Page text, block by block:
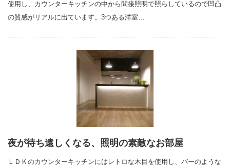
使用し、カウンターキッチンの中から間接照明で照らしているので凹凸
の質感がリアルに出ています。3つある洋室…
夜が待ち遠しくなる、照明の素敵なお部屋
ＬＤＫのカウンターキッチンにはレトロな木目を使用し、バーのような